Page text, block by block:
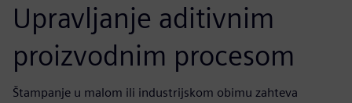
Upravljanje aditivnim
proizvodnim procesom
Štampanje u malom ili industrijskom obimu zahteva